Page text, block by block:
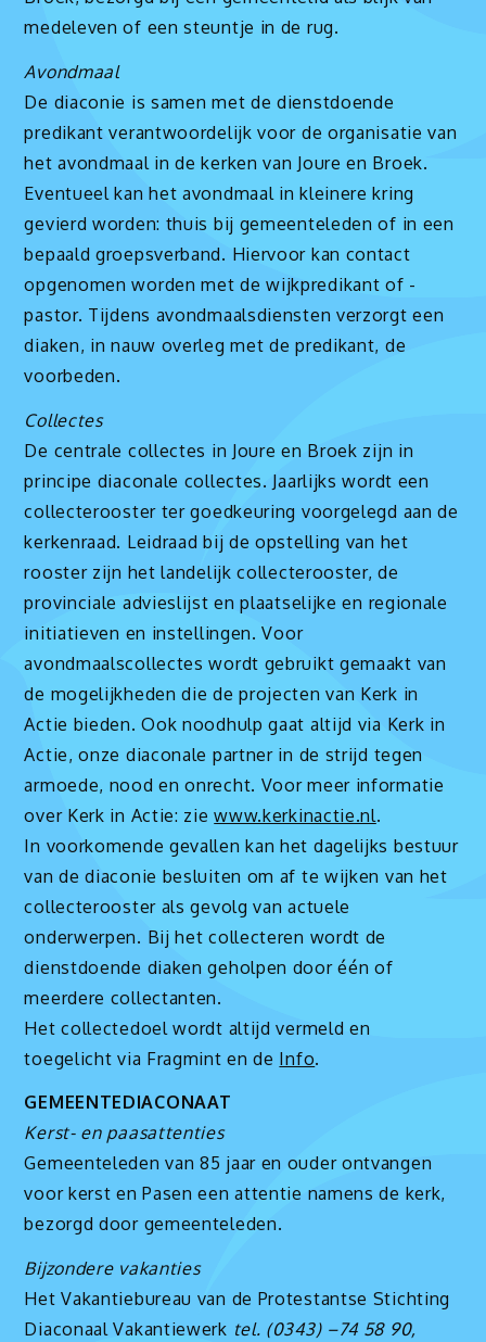
medeleven of een steuntje in de rug.
Avondmaal
De diaconie is samen met de dienstdoende
predikant verantwoordelijk voor de organisatie van
het avondmaal in de kerken van Joure en Broek.
Eventueel kan het avondmaal in kleinere kring
gevierd worden: thuis bij gemeenteleden of in een
bepaald groepsverband. Hiervoor kan contact
opgenomen worden met de wijkpredikant of -
pastor. Tijdens avondmaalsdiensten verzorgt een
diaken, in nauw overleg met de predikant, de
voorbeden.
Collectes
De centrale collectes in Joure en Broek zijn in
principe diaconale collectes. Jaarlijks wordt een
collecterooster ter goedkeuring voorgelegd aan de
kerkenraad. Leidraad bij de opstelling van het
rooster zijn het landelijk collecterooster, de
provinciale advieslijst en plaatselijke en regionale
initiatieven en instellingen. Voor
avondmaalscollectes wordt gebruikt gemaakt van
de mogelijkheden die de projecten van Kerk in
Actie bieden. Ook noodhulp gaat altijd via Kerk in
Actie, onze diaconale partner in de strijd tegen
armoede, nood en onrecht. Voor meer informatie
over Kerk in Actie: ziewww.kerkinactie.nl.
In voorkomende gevallen kan het dagelijks bestuur
van de diaconie besluiten om af te wijken van het
collecterooster als gevolg van actuele
onderwerpen. Bij het collecteren wordt de
dienstdoende diaken geholpen door één of
meerdere collectanten.
Het collectedoel wordt altijd vermeld en
toegelicht via Fragmint en de Info.
GEMEENTEDIACONAAT
Kerst- en paasattenties
Gemeenteleden van 85 jaar en ouder ontvangen
voor kerst en Pasen een attentie namens de kerk,
bezorgd door gemeenteleden.
Bijzondere vakanties
Het Vakantiebureau van de Protestantse Stichting
Diaconaal Vakantiewerk tel. (0343) –74 58 90,